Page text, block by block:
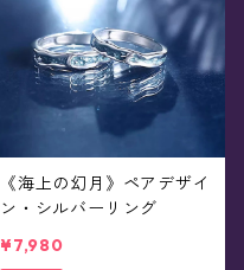
《海上の幻月》ペアデザイ
ン・シルバーリング
¥7,980